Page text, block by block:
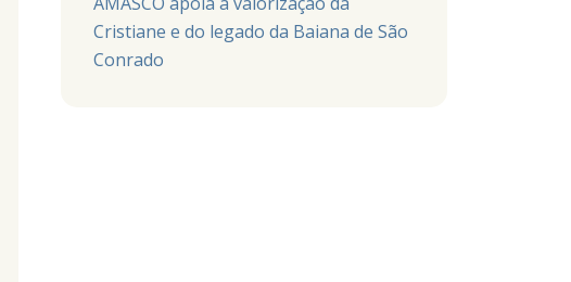
Cristiane e do legado da Baiana de São
Conrado